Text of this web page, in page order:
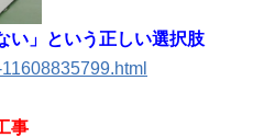
い」という正しい選択肢
事